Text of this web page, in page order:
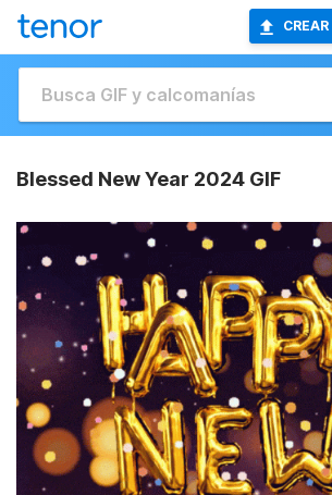
CREAR
Blessed New Year 2024 GIF